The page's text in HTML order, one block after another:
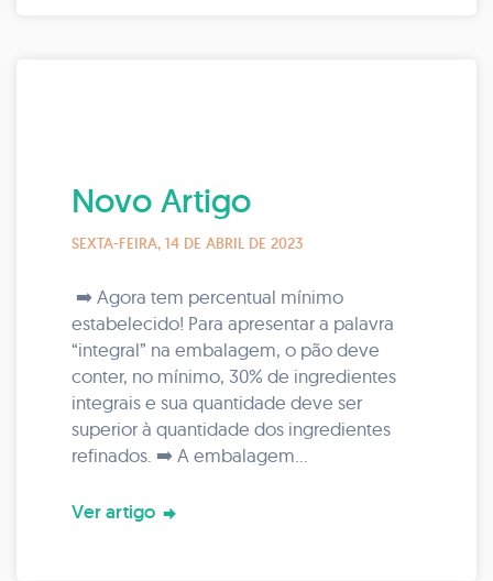
Novo Artigo
SEXTA-FEIRA, 14 DE ABRIL DE 2023
➡️ Agora tem percentual mínimo
estabelecido! Para apresentar a palavra
“integral” na embalagem, o pão deve
conter, no mínimo, 30% de ingredientes
integrais e sua quantidade deve ser
superior à quantidade dos ingredientes
refinados. ➡️ A embalagem...
Ver artigo